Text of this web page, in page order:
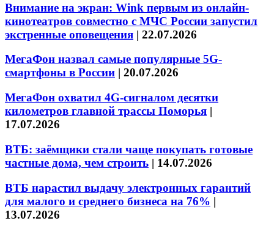
Внимание на экран: Wink первым из онлайн-
кинотеатров совместно с МЧС России запустил
экстренные оповещения | 22.07.2026
МегаФон назвал самые популярные 5G-
смартфоны в России | 20.07.2026
МегаФон охватил 4G-сигналом десятки
километров главной трассы Поморья |
17.07.2026
ВТБ: заёмщики стали чаще покупать готовые
частные дома, чем строить | 14.07.2026
ВТБ нарастил выдачу электронных гарантий
для малого и среднего бизнеса на 76% |
13.07.2026